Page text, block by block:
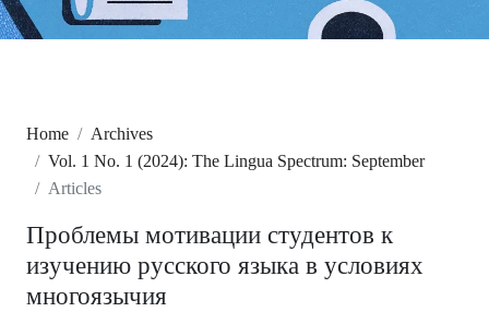
Home
Archives
Vol. 1 No. 1 (2024): The Lingua Spectrum: September
Articles
Проблемы мотивации студентов к
изучению русского языка в условиях
многоязычия